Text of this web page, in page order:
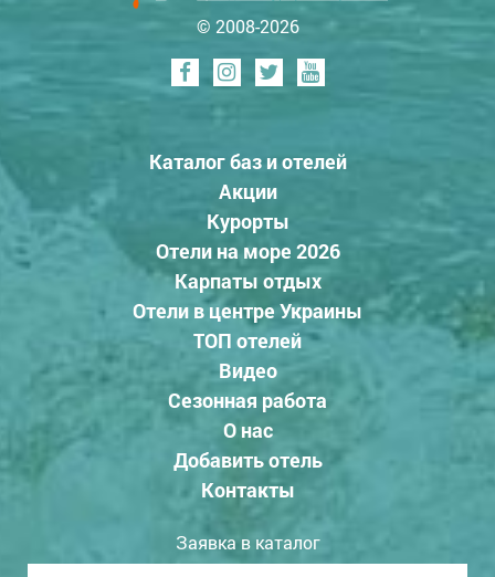
© 2008-2026
Каталог баз и отелей
Акции
Курорты
Отели на море 2026
Карпаты отдых
Отели в центре Украины
ТОП отелей
Видео
Сезонная работа
О нас
Добавить отель
Контакты
Заявка в каталог